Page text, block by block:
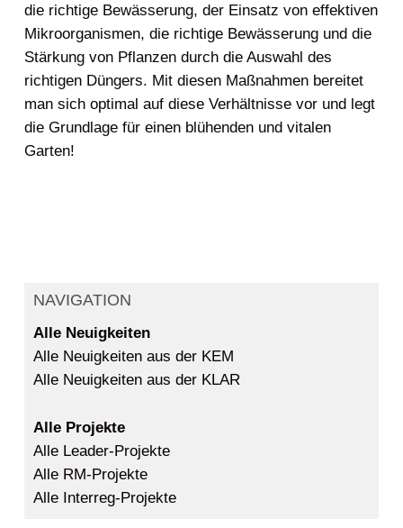
die richtige Bewässerung, der Einsatz von effektiven
Mikroorganismen, die richtige Bewässerung und die
Stärkung von Pflanzen durch die Auswahl des
richtigen Düngers. Mit diesen Maßnahmen bereitet
man sich optimal auf diese Verhältnisse vor und legt
die Grundlage für einen blühenden und vitalen
Garten!
NAVIGATION
Alle Neuigkeiten
Alle Neuigkeiten aus der KEM
Alle Neuigkeiten aus der KLAR
Alle Projekte
Alle Leader-Projekte
Alle RM-Projekte
Alle Interreg-Projekte